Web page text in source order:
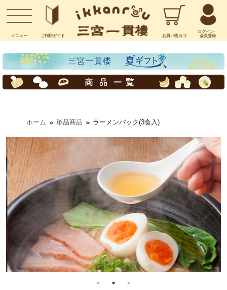
メニュー ご利用 ガイド お買い物カゴ
ログイン・
会員登録
お問い合わせ
ホーム 単品商品 ラーメンパック(3食入)